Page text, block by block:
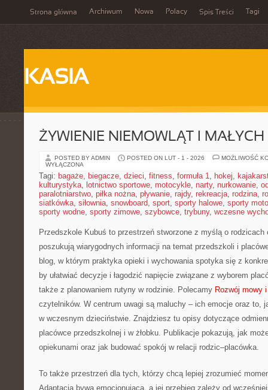
Strona główna Archiwum Nowa Polacy Spis Treści Tagi
KASIA
ŻYWIENIE NIEMOWLĄT I MAŁYCH
POSTED BY ADMIN POSTED ON LUT - 1 - 2026
MOŻLIWOŚĆ
WYŁĄCZONA
Tagi: bagaże, biegacze, dzieci, fitness, formuła 1, hokej,
kulturystyka, lotnictwo sportowe, motocykle, narty, nurkowanie,
paralotniarstwo, piłka nożna, pływanie, rajdy, rekreacja, rodzina,
siatkówka, siłownia, snowboard, sport, sporty halowe, sporty
sporty wodne, sporty zimowe, szybowce, trybuny, wczesne
Przedszkole Kubuś to przestrzeń stworzone z myślą o
poszukują wiarygodnych informacji na temat przedszkoli i
blog, w którym praktyka opieki i wychowania spotyka się z
by ułatwiać decyzje i łagodzić napięcie związane z wyborem
także z planowaniem rutyny w rodzinie. Polecamy Rozwój mowy
czytelników. W centrum uwagi są maluchy – ich emocje oraz to,
w wczesnym dzieciństwie. Znajdziesz tu opisy dotyczące
placówce przedszkolnej i w żłobku. Publikacje pokazują, jak
opiekunami oraz jak budować spokój w relacji rodzic–placówka.
To także przestrzeń dla tych, którzy chcą lepiej zrozumieć
Adaptacja bywa emocjonująca, a jej przebieg zależy od